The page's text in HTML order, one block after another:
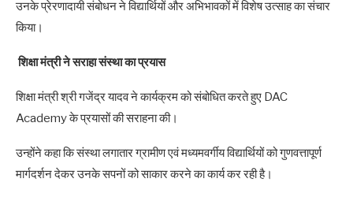
उनके प्रेरणादायी संबोधन ने विद्यार्थियों और अभिभावकों में विशेष उत्साह का संचार
किया।
शिक्षा मंत्री ने सराहा संस्था का प्रयास
शिक्षा मंत्री श्री गजेंद्र यादव ने कार्यक्रम को संबोधित करते हुए DAC
Academy के प्रयासों की सराहना की।
उन्होंने कहा कि संस्था लगातार ग्रामीण एवं मध्यमवर्गीय विद्यार्थियों को गुणवत्तापूर्ण
मार्गदर्शन देकर उनके सपनों को साकार करने का कार्य कर रही है।